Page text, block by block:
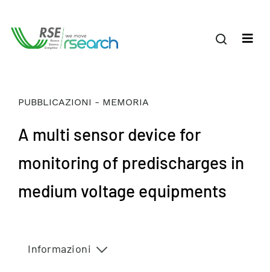
PUBBLICAZIONI - MEMORIA
A multi sensor device for
monitoring of predischarges in
medium voltage equipments
Informazioni